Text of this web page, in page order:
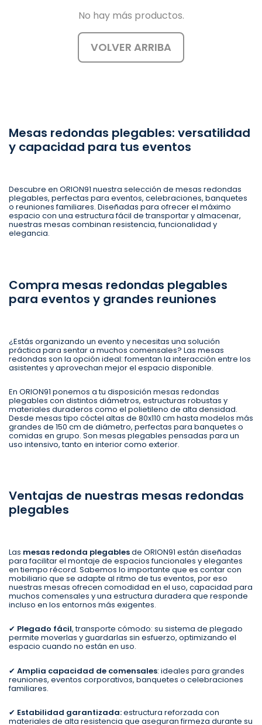
No hay más productos.
VOLVER ARRIBA
Mesas redondas plegables: versatilidad
y capacidad para tus eventos
Descubre en ORION91 nuestra selección de mesas redondas
plegables, perfectas para eventos, celebraciones, banquetes
o reuniones familiares. Diseñadas para ofrecer el máximo
espacio con una estructura fácil de transportar y almacenar,
nuestras mesas combinan resistencia, funcionalidad y
elegancia.
Compra mesas redondas plegables
para eventos y grandes reuniones
¿Estás organizando un evento y necesitas una solución
práctica para sentar a muchos comensales? Las mesas
redondas son la opción ideal: fomentan la interacción entre los
asistentes y aprovechan mejor el espacio disponible.
En ORION91 ponemos a tu disposición mesas redondas
plegables con distintos diámetros, estructuras robustas y
materiales duraderos como el polietileno de alta densidad.
Desde mesas tipo cóctel altas de 80x110 cm hasta modelos más
grandes de 150 cm de diámetro, perfectas para banquetes o
comidas en grupo. Son mesas plegables pensadas para un
uso intensivo, tanto en interior como exterior.
Ventajas de nuestras mesas redondas
plegables
Las mesas redonda plegablesde ORION91 están diseñadas
para facilitar el montaje de espacios funcionales y elegantes
en tiempo récord. Sabemos lo importante que es contar con
mobiliario que se adapte al ritmo de tus eventos, por eso
nuestras mesas ofrecen comodidad en el uso, capacidad para
muchos comensales y una estructura duradera que responde
incluso en los entornos más exigentes.
✔ Plegado fácil, transporte cómodo: su sistema de plegado
permite moverlas y guardarlas sin esfuerzo, optimizando el
espacio cuando no están en uso.
✔ Amplia capacidad de comensales: ideales para grandes
reuniones, eventos corporativos, banquetes o celebraciones
familiares.
✔ Estabilidad garantizada:estructura reforzada con
materiales de alta resistencia que aseguran firmeza durante su